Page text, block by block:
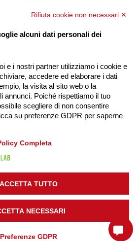
Rifiuta cookie non necessari ✕
alcuni dati personali dei
e i nostri partner utilizziamo i cookie e
accedere ed elaborare i dati
la visita al sito web o la
annunci. Poiché rispettiamo il tuo
scegliere di non consentire
su preferenze GDPR per saperne
Completa
ACCETTA TUTTO
NECESSARI
Preferenze GDPR